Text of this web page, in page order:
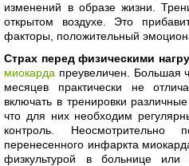
изменений в образе жизни.
открытом воздухе. Это
факторы, положительный
Страх перед физическими
миокарда преувеличен. Большая
месяцев практически не
включать в тренировки
что для них необходим
контроль. Неосмотрительно
перенесенного инфаркта
физкультурой в больнице или